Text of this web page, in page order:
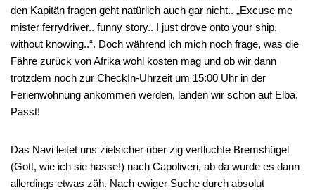
den Kapitän fragen geht natürlich auch gar nicht.. „Excuse me
mister ferrydriver.. funny story.. I just drove onto your ship,
without knowing..“. Doch während ich mich noch frage, was die
Fähre zurück von Afrika wohl kosten mag und ob wir dann
trotzdem noch zur CheckIn-Uhrzeit um 15:00 Uhr in der
Ferienwohnung ankommen werden, landen wir schon auf Elba.
Passt!
Das Navi leitet uns zielsicher über zig verfluchte Bremshügel
(Gott, wie ich sie hasse!) nach Capoliveri, ab da wurde es dann
allerdings etwas zäh. Nach ewiger Suche durch absolut